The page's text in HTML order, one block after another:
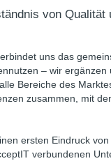
von Qualität
uns das
– wir ergänzen
Bereiche des
zusammen, mit
ersten Eindruck von
verbundenen